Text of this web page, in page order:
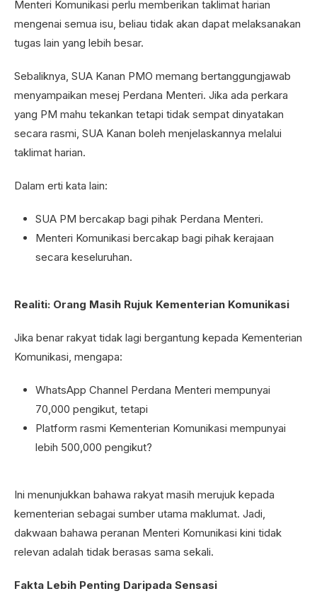
Menteri Komunikasi perlu memberikan taklimat harian
mengenai semua isu, beliau tidak akan dapat melaksanakan
tugas lain yang lebih besar.
Sebaliknya, SUA Kanan PMO memang bertanggungjawab
menyampaikan mesej Perdana Menteri. Jika ada perkara
yang PM mahu tekankan tetapi tidak sempat dinyatakan
secara rasmi, SUA Kanan boleh menjelaskannya melalui
taklimat harian.
Dalam erti kata lain:
SUA PM bercakap bagi pihak Perdana Menteri.
Menteri Komunikasi bercakap bagi pihak kerajaan
secara keseluruhan.
Realiti: Orang Masih Rujuk Kementerian Komunikasi
Jika benar rakyat tidak lagi bergantung kepada Kementerian
Komunikasi, mengapa:
WhatsApp Channel Perdana Menteri mempunyai
70,000 pengikut, tetapi
Platform rasmi Kementerian Komunikasi mempunyai
lebih 500,000 pengikut?
Ini menunjukkan bahawa rakyat masih merujuk kepada
kementerian sebagai sumber utama maklumat. Jadi,
dakwaan bahawa peranan Menteri Komunikasi kini tidak
relevan adalah tidak berasas sama sekali.
Fakta Lebih Penting Daripada Sensasi